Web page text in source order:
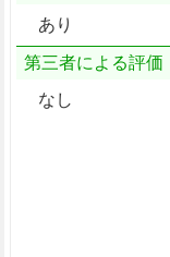
あり
第三者による評価
なし